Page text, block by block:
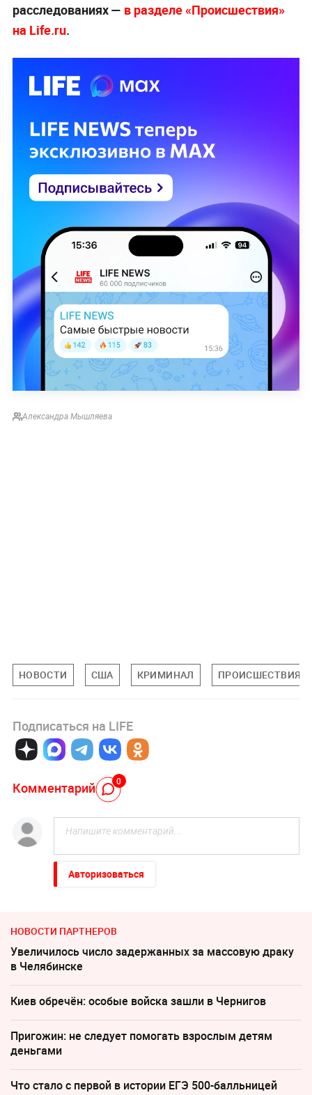
расследованиях — в разделе «Происшествия»
на Life.ru.
Александра Мышляева
НОВОСТИ США КРИМИНАЛ ПРОИСШЕСТВИЯ
Подписаться на LIFE
Комментарий 0
Авторизоваться
НОВОСТИ ПАРТНЕРОВ
Увеличилось число задержанных за массовую драку
в Челябинске
Киев обречён: особые войска зашли в Чернигов
Пригожин: не следует помогать взрослым детям
деньгами
Что стало с первой в истории ЕГЭ 500-балльницей